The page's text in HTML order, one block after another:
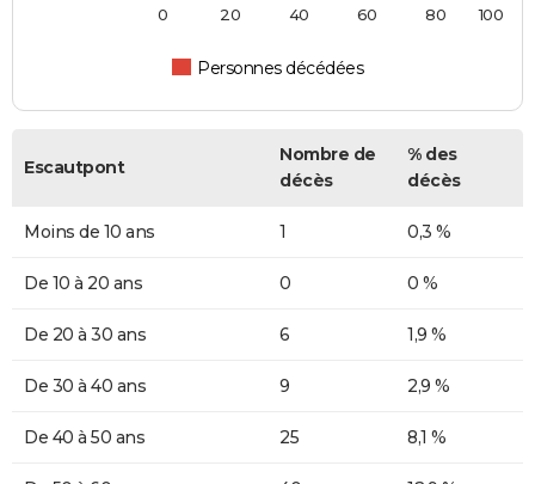
Personnes décédées
0 20 40 60 80 100
Escautpont
Nombre de
décès
% des
décès
Moins de 10 ans 1 0,3 %
De 10 à 20 ans 0 0 %
De 20 à 30 ans 6 1,9 %
De 30 à 40 ans 9 2,9 %
De 40 à 50 ans 25 8,1 %